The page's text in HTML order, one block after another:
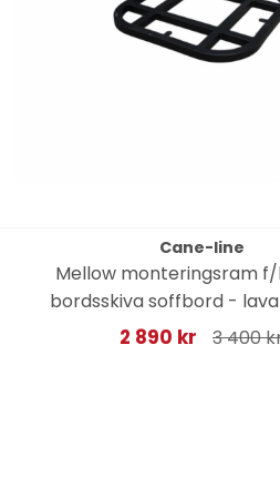
Cane-line
Mellow monteringsram
bordsskiva soffbord -
2 890 kr 3 400